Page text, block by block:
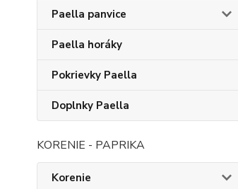
Paella panvice
Paella horáky
Pokrievky Paella
Doplnky Paella
KORENIE - PAPRIKA
Korenie